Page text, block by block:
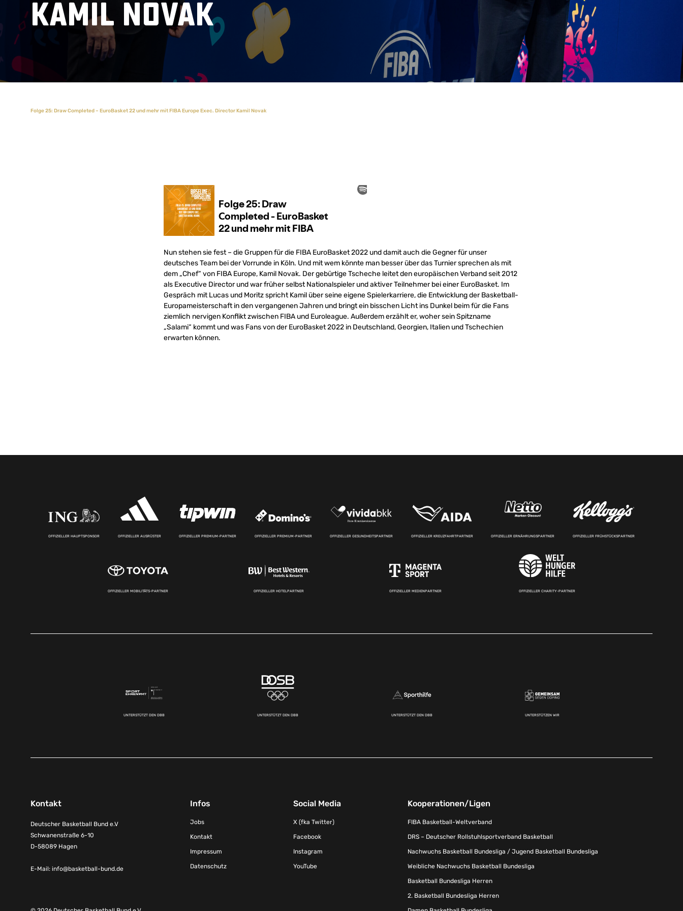
Kamil Novak
Folge 25: Draw Completed – EuroBasket 22 und mehr mit FIBA Europe Exec. Director Kamil Novak
Nun stehen sie fest – die Gruppen für die FIBA EuroBasket 2022 und damit auch die Gegner für unser
deutsches Team bei der Vorrunde in Köln. Und mit wem könnte man besser über das Turnier sprechen als mit
dem „Chef“ von FIBA Europe, Kamil Novak. Der gebürtige Tscheche leitet den europäischen Verband seit 2012
als Executive Director und war früher selbst Nationalspieler und aktiver Teilnehmer bei einer EuroBasket. Im
Gespräch mit Lucas und Moritz spricht Kamil über seine eigene Spielerkarriere, die Entwicklung der Basketball-
Europameisterschaft in den vergangenen Jahren und bringt ein bisschen Licht ins Dunkel beim für die Fans
ziemlich nervigen Konflikt zwischen FIBA und Euroleague. Außerdem erzählt er, woher sein Spitzname
„Salami“ kommt und was Fans von der EuroBasket 2022 in Deutschland, Georgien, Italien und Tschechien
erwarten können.
OFFIZIELLER HAUPTSPONSOR OFFIZIELLER AUSRÜSTER OFFIZIELLER PREMIUM-PARTNER OFFIZIELLER PREMIUM-PARTNER OFFIZIELLER GESUNDHEITSPARTNER OFFIZIELLER KREUZFAHRTPARTNER OFFIZIELLER ERNÄHRUNGSPARTNER OFFIZIELLER FRÜHSTÜCKSPARTNER
OFFIZIELLER MOBILITÄTS-PARTNER OFFIZIELLER HOTELPARTNER OFFIZIELLER MEDIENPARTNER OFFIZIELLER CHARITY-PARTNER
UNTERSTÜTZT DEN DBB UNTERSTÜTZT DEN DBB UNTERSTÜTZT DEN DBB UNTERSTÜTZEN WIR
Kontakt
Deutscher Basketball Bund e.V
Schwanenstraße 6-10
D-58089 Hagen
E-Mail: info@basketball-bund.de
Infos
Jobs
Kontakt
Impressum
Datenschutz
Social Media
X (fka Twitter)
Facebook
Instagram
YouTube
Kooperationen/Ligen
FIBA Basketball-Weltverband
DRS – Deutscher Rollstuhlsportverband Basketball
Nachwuchs Basketball Bundesliga / Jugend Basketball Bundesliga
Weibliche Nachwuchs Basketball Bundesliga
Basketball Bundesliga Herren
2. Basketball Bundesliga Herren